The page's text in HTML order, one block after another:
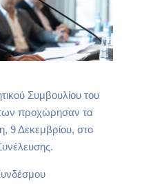
Συμβουλίου του
προχώρησαν τα
9 Δεκεμβρίου, στο